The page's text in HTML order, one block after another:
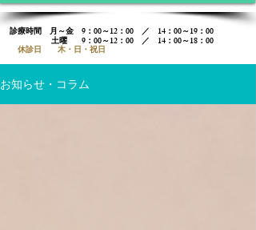
診療時間​ 月～金 9：00～12：00 ／ 14：00～19：00
土曜 9：00～12：00 ／ 14：00～18：00
休診日 木・日・祝日
お知らせ・コラム